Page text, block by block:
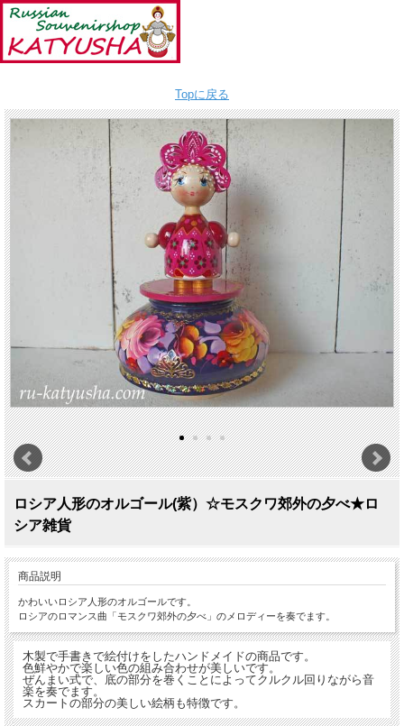
Topに戻る
ロシア人形のオルゴール(紫）☆モスクワ郊外の夕べ★ロ
シア雑貨
商品説明
かわいいロシア人形のオルゴールです。
ロシアのロマンス曲「モスクワ郊外の夕べ」のメロディーを奏でます。
木製で手書きで絵付けをしたハンドメイドの商品です。
色鮮やかで楽しい色の組み合わせが美しいです。
ぜんまい式で、底の部分を巻くことによってクルクル回りながら音
楽を奏でます。
スカートの部分の美しい絵柄も特徴です。